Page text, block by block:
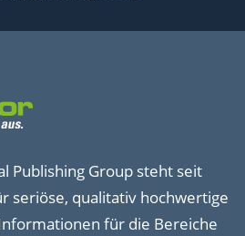
Publishing Group steht seit
seriöse, qualitativ hochwertige
für die Bereiche